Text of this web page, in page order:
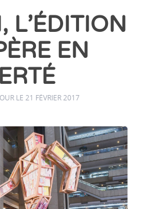
L’ÉDITION
EN
LE 21 FÉVRIER 2017